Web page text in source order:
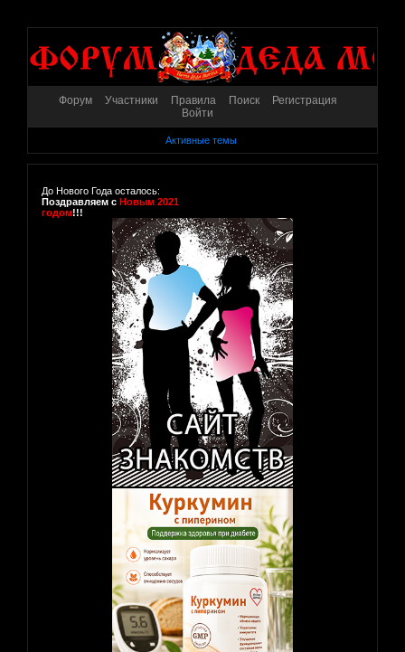
Форум Участники Правила Поиск
Регистрация
Войти
Активные темы
До Нового Года осталось:
Поздравляем с Новым 2021
годом!!!